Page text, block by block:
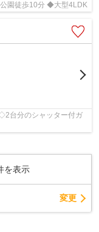
園徒歩10分 ◆大型4LDK
台分のシャッター付ガ
を表示
変更